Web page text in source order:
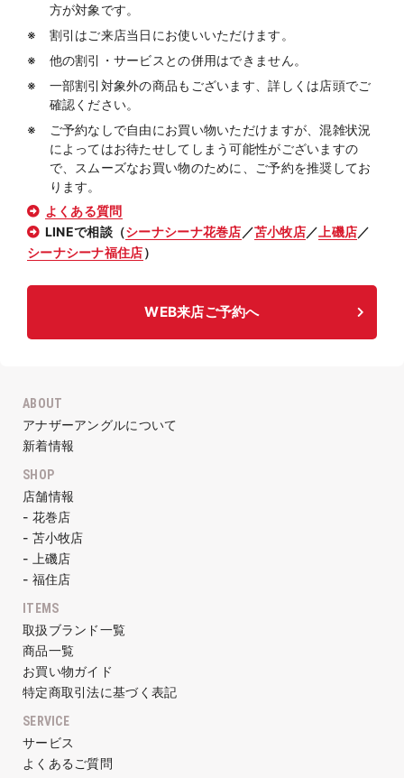
方が対象です。
割引はご来店当日にお使いいただけます。
他の割引・サービスとの併用はできません。
一部割引対象外の商品もございます、詳しくは店頭でご
確認ください。
ご予約なしで自由にお買い物いただけますが、混雑状況
によってはお待たせしてしまう可能性がございますの
で、スムーズなお買い物のために、ご予約を推奨してお
ります。
よくある質問
LINEで相談（シーナシーナ花巻店 ／苫小牧店／ 上磯店／
シーナシーナ福住店）
WEB来店ご予約へ
ABOUT
アナザーアングルについて
新着情報
SHOP
店舗情報
- 花巻店
- 苫小牧店
- 上磯店
- 福住店
ITEMS
取扱ブランド一覧
商品一覧
お買い物ガイド
特定商取引法に基づく表記
SERVICE
サービス
よくあるご質問